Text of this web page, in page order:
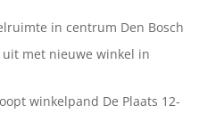
in centrum Den Bosch
met nieuwe winkel in
winkelpand De Plaats 12-